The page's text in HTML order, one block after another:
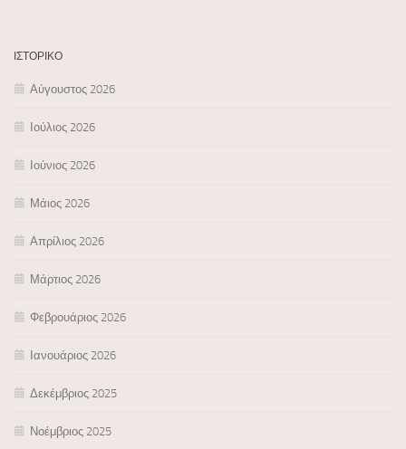
ΙΣΤΟΡΙΚΌ
Αύγουστος 2026
Ιούλιος 2026
Ιούνιος 2026
Μάιος 2026
Απρίλιος 2026
Μάρτιος 2026
Φεβρουάριος 2026
Ιανουάριος 2026
Δεκέμβριος 2025
Νοέμβριος 2025